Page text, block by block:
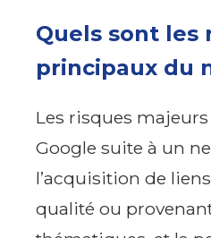
Quels sont les
principaux du
Les risques
Google suite à un
l’acquisition de
qualité ou